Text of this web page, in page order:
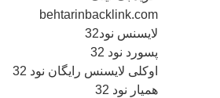
behtarinbacklink.com
لایسنس نود32
پسورد نود 32
اوکلی لایسنس رایگان نود 32
همیار نود 32